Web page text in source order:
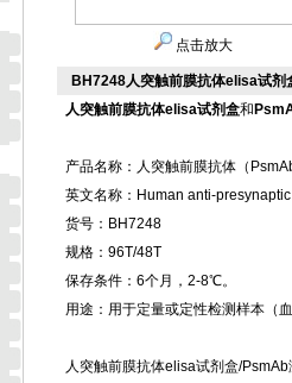
点击放大
BH7248人突触前膜抗体elisa试
人突触前膜抗体elisa试剂盒和
产品名称：人突触前膜抗体（
英文名称：Human anti-
货号：BH7248
规格：96T/48T
保存条件：6个月，2-8℃。
用途：用于定量或定性检测样本（
人突触前膜抗体elisa试剂盒/